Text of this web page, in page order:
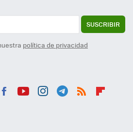
SUSCRIBIR
política de privacidad